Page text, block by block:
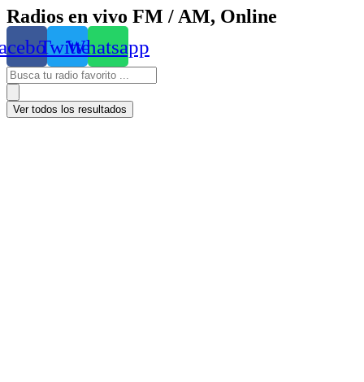
Radios en vivo FM / AM, Online
TwitterWhatsapp
Ver todos los resultados